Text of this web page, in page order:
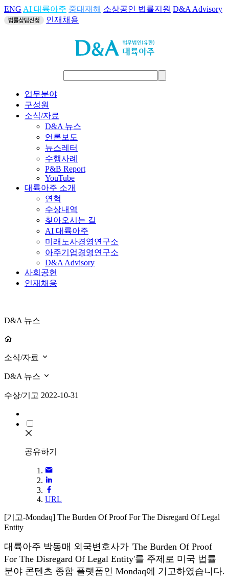
ENG AI 대륙아주 중대재해 소상공인 법률지원 D&A Advisory
인재채용
업무분야
구성원
소식/자료
D&A 뉴스
언론보도
뉴스레터
수행사례
P&B Report
YouTube
대륙아주 소개
연혁
수상내역
찾아오시는 길
AI 대륙아주
미래노사경영연구소
아주기업경영연구소
D&A Advisory
사회공헌
인재채용
D&A 뉴스
소식/자료
D&A 뉴스
수상/기고 2022-10-31
공유하기
URL
[기고-Mondaq] The Burden Of Proof For The Disregard Of Legal
Entity
대륙아주 박동매 외국변호사가 'The Burden Of Proof
For The Disregard Of Legal Entity'를 주제로 미국 법률
분야 콘텐츠 종합 플랫폼인 Mondaq에 기고하였습니다.